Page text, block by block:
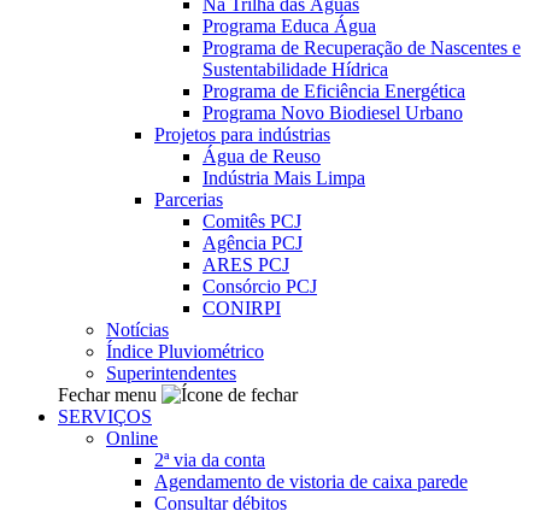
Na Trilha das Águas
Programa Educa Água
Programa de Recuperação de Nascentes e
Sustentabilidade Hídrica
Programa de Eficiência Energética
Programa Novo Biodiesel Urbano
Projetos para indústrias
Água de Reuso
Indústria Mais Limpa
Parcerias
Comitês PCJ
Agência PCJ
ARES PCJ
Consórcio PCJ
CONIRPI
Notícias
Índice Pluviométrico
Superintendentes
Fechar menu
SERVIÇOS
Online
2ª via da conta
Agendamento de vistoria de caixa parede
Consultar débitos